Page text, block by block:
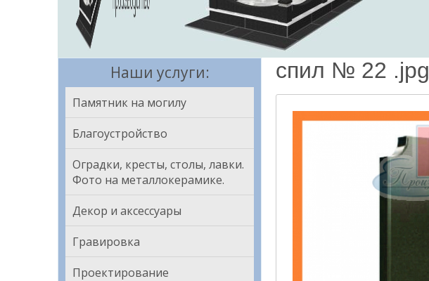
Наши услуги:
Памятник на могилу
Благоустройство
Оградки, кресты, столы, лавки.
Фото на металлокерамике.
Декор и аксессуары
Гравировка
Проектирование
спил № 22 .jpg